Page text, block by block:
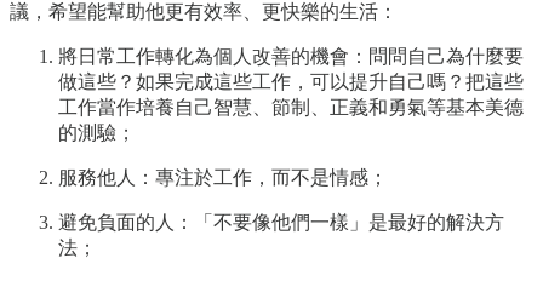
議，希望能幫助他更有效率、更快樂的生活：
將日常工作轉化為個人改善的機會：問問自己為什麼要
做這些？如果完成這些工作，可以提升自己嗎？把這些
工作當作培養自己智慧、節制、正義和勇氣等基本美德
的測驗；
服務他人：專注於工作，而不是情感；
避免負面的人：「不要像他們一樣」是最好的解決方
法；